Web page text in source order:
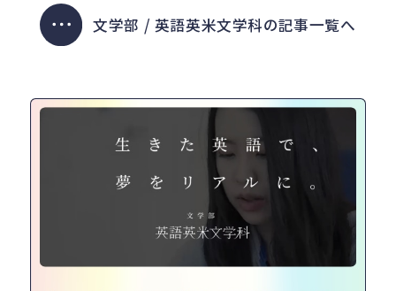
文学部 / 英語英米文学科の記事一覧へ